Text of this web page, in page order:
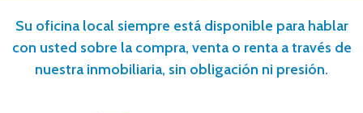
Su oficina local siempre está disponible para hablar
con usted sobre la compra, venta o renta a través de
nuestra inmobiliaria, sin obligación ni presión.